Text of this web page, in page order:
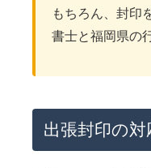
もちろん、封印
書士と福岡県の
出張封印の対